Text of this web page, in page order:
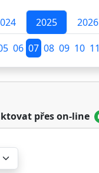
2025
2026
06 07 08 09 10 11
přes on-line